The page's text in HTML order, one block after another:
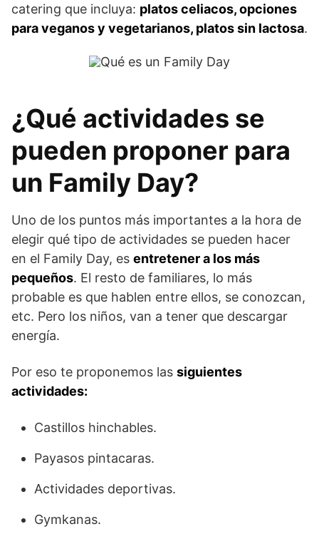
catering que incluya: platos celiacos, opciones
para veganos y vegetarianos, platos sin lactosa.
¿Qué actividades se
pueden proponer para
un Family Day?
Uno de los puntos más importantes a la hora de
elegir qué tipo de actividades se pueden hacer
en el Family Day, es entretener a los más
pequeños. El resto de familiares, lo más
probable es que hablen entre ellos, se conozcan,
etc. Pero los niños, van a tener que descargar
energía.
Por eso te proponemos las siguientes
actividades:
Castillos hinchables.
Payasos pintacaras.
Actividades deportivas.
Gymkanas.